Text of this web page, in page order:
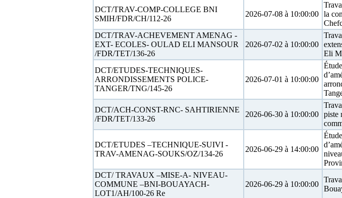
DCT/TRAV-COMP-COLLEGE BNI
SMIH/FDR/CH/112-26
2026-07-08 à 10:00:00
la
DCT/TRAV-ACHEVEMENT AMENAG -
EXT- ECOLES- OULAD ELI MANSOUR
/FDR/TET/136-26
2026-07-02 à 10:00:00
Eli
DCT/ETUDES-TECHNIQUES-
ARRONDISSEMENTS POLICE-
TANGER/TNG/145-26
2026-07-01 à 10:00:00
DCT/ACH-CONST-RNC- SAHTIRIENNE
/FDR/TET/133-26
2026-06-30 à 10:00:00
piste
DCT/ETUDES –TECHNIQUE-SUIVI -
TRAV-AMENAG-SOUKS/OZ/134-26
2026-06-29 à 14:00:00
DCT/ TRAVAUX –MISE-A- NIVEAU-
COMMUNE –BNI-BOUAYACH-
LOT1/AH/100-26 Re
2026-06-29 à 10:00:00